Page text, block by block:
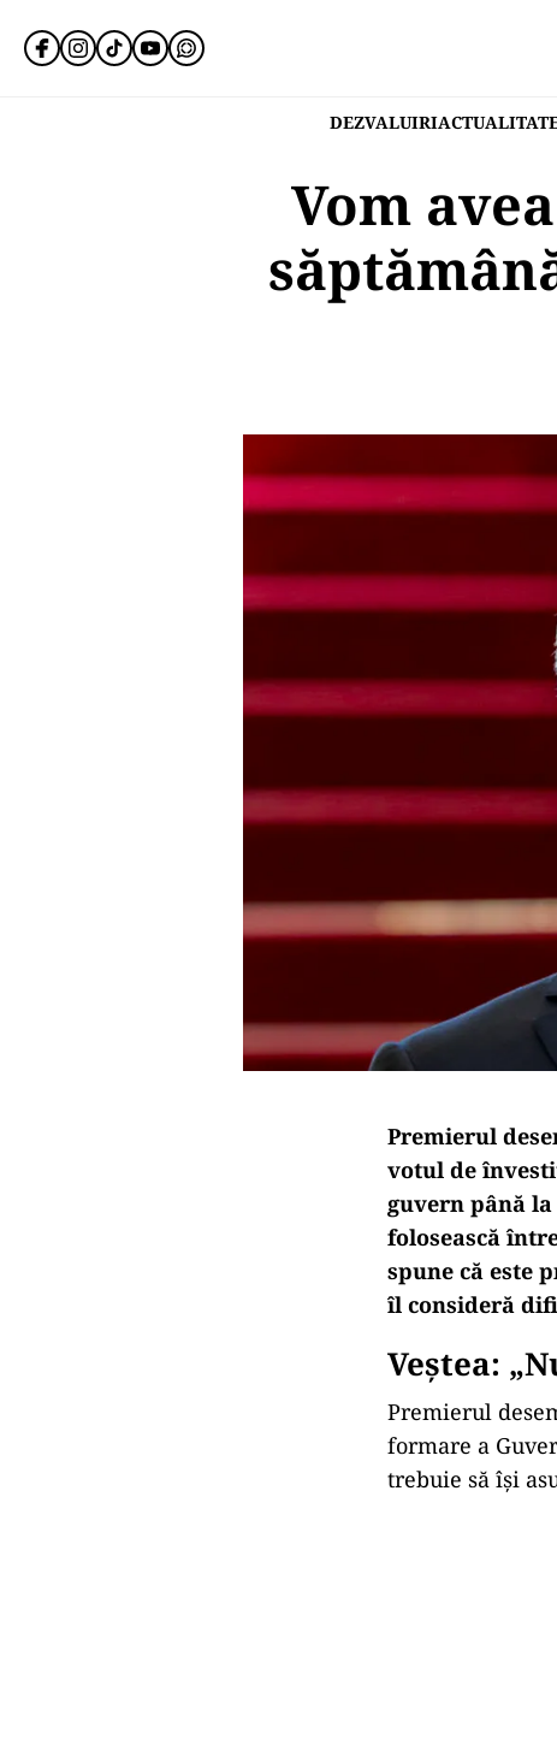
DEZVALUIRI
Vom
Premierul
votul de
guvern până
folosească
spune că este
îl consideră
Veștea:
Premierul
formare a
trebuie să își